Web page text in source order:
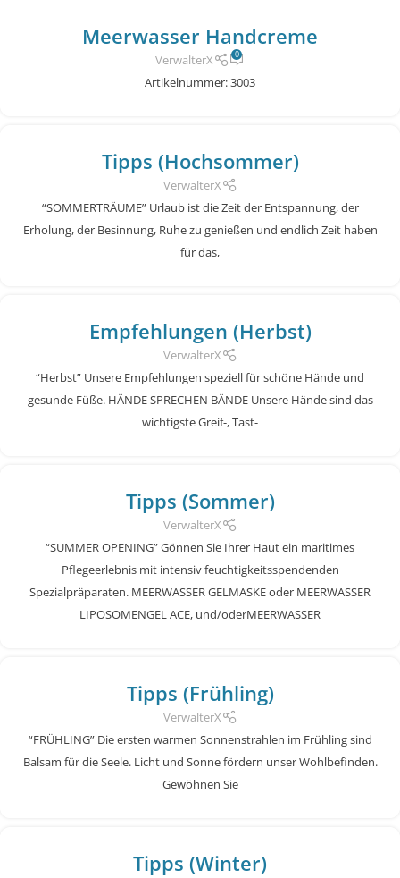
Meerwasser Handcreme
VerwalterX 0
Artikelnummer: 3003
Tipps (Hochsommer)
VerwalterX
“SOMMERTRÄUME” Urlaub ist die Zeit der Entspannung, der
Erholung, der Besinnung, Ruhe zu genießen und endlich Zeit haben
für das,
Empfehlungen (Herbst)
VerwalterX
“Herbst” Unsere Empfehlungen speziell für schöne Hände und
gesunde Füße. HÄNDE SPRECHEN BÄNDE Unsere Hände sind das
wichtigste Greif-, Tast-
Tipps (Sommer)
VerwalterX
“SUMMER OPENING” Gönnen Sie Ihrer Haut ein maritimes
Pflegeerlebnis mit intensiv feuchtigkeitsspendenden
Spezialpräparaten. MEERWASSER GELMASKE oder MEERWASSER
LIPOSOMENGEL ACE, und/oderMEERWASSER
Tipps (Frühling)
VerwalterX
“FRÜHLING” Die ersten warmen Sonnenstrahlen im Frühling sind
Balsam für die Seele. Licht und Sonne fördern unser Wohlbefinden.
Gewöhnen Sie
Tipps (Winter)